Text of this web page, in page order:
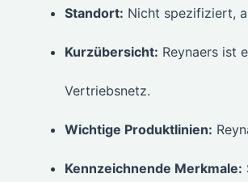
Standort: Nicht spezifiziert,
Kurzübersicht: Reynaers ist
Vertriebsnetz.
Wichtige Produktlinien:
Kennzeichnende Merkmale: